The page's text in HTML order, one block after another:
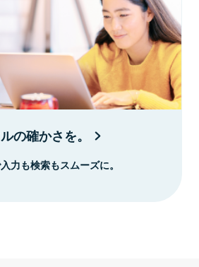
の確かさを。
力も検索もスムーズに。